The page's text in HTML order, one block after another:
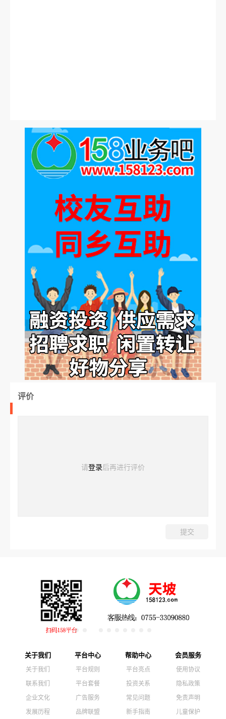
评价
请登录后再进行评价
关于我们
关于我们
联系我们
企业文化
发展历程
平台中心
平台规则
平台套餐
广告服务
品牌联盟
帮助中心
平台亮点
投资关系
常见问题
新手指南
会员服务
使用协议
隐私政策
免责声明
儿童保护